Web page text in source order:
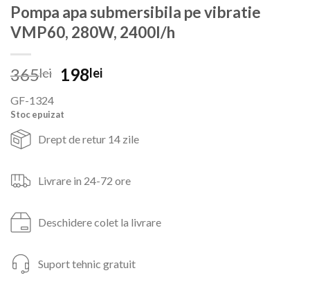
Pompa apa submersibila pe vibratie
VMP60, 280W, 2400l/h
365lei
Prețul
a
fost:
365lei.
198leiPrețul
GF-1324
Stoc epuizat
Drept de retur 14 zile
Livrare in 24-72 ore
Deschidere colet la livrare
Suport tehnic gratuit